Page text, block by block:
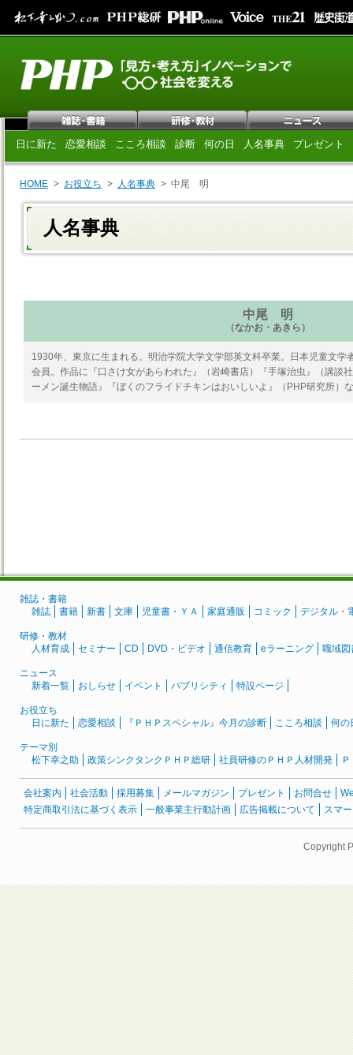
日に新た 恋愛相談 こころ相談 診断 何の日 人名事典 プレゼント
HOME お役立ち 人名事典 中尾 明
人名事典
中尾 明
（なかお・あきら）
1930年、東京に生まれる。明治学院大学文学部英文科卒業。日本児童文学
会員。作品に『口さけ女があらわれた』（岩崎書店）『手塚治虫』（講談
ーメン誕生物語』『ぼくのフライドチキンはおいしいよ』（PHP研究所）
雑誌・書籍
雑誌
書籍 新書 文庫 児童書・ＹＡ 家庭通販 コミック デジタル・
研修・教材
人材育成
セミナー CD DVD・ビデオ 通信教育 eラーニング 職域図
ニュース
新着一覧
おしらせ イベント パブリシティ 特設ページ
お役立ち
日に新た
恋愛相談 『ＰＨＰスペシャル』今月の診断 こころ相談 何の
テーマ別
松下幸之助
政策シンクタンクＰＨＰ総研 社員研修のＰＨＰ人材開発
会社案内 社会活動 採用募集 メールマガジン プレゼント お問合せ
特定商取引法に基づく表示
一般事業主行動計画 広告掲載について スマ
Copyright